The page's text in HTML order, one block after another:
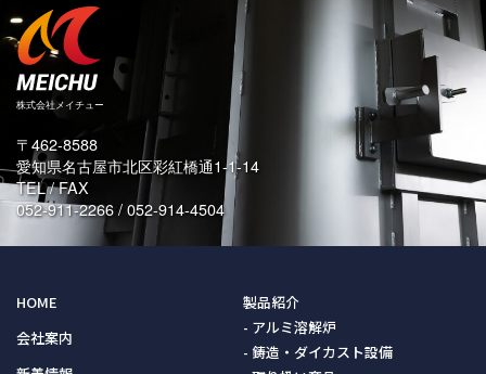
〒462-8588
愛知県名古屋市北区彩紅橋通1-1-14
TEL / FAX
052-911-2266 / 052-914-4504
HOME
会社案内
製品紹介
アルミ溶解炉
鋳造・ダイカスト設備